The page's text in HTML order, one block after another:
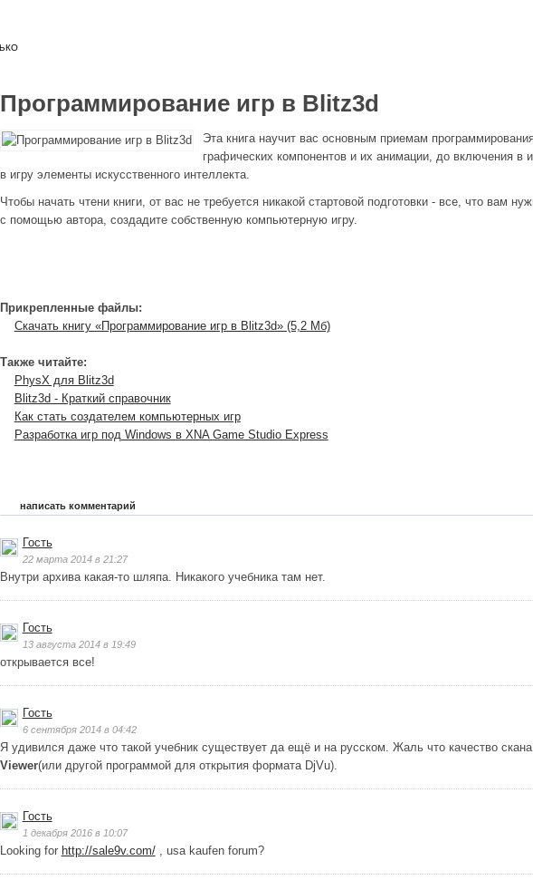
Программирование игр в Blitz3d
Эта книга научит вас основным приемам
графических компонентов и их анимации, до включения в
в игру элементы искусственного интеллекта.
Чтобы начать чтени книги, от вас не требуется никакой стартовой подготовки - все, что вам
с помощью автора, создадите собственную компьютерную игру.
Прикрепленные файлы:
Скачать книгу «Программирование игр в Blitz3d» (5,2 Мб)
Также читайте:
PhysX для Blitz3d
Blitz3d - Краткий справочник
Как стать создателем компьютерных игр
Разработка игр под Windows в XNA Game Studio Express
написать комментарий
Гость
22 марта 2014 в 21:27
Внутри архива какая-то шляпа. Никакого учебника там нет.
Гость
13 августа 2014 в 19:49
открывается все!
Гость
6 сентября 2014 в 04:42
Я удивился даже что такой учебник существует да ещё и на русском. Жаль что качество
Viewer(или другой программой для открытия формата DjVu).
Гость
1 декабря 2016 в 10:07
Looking for http://sale9v.com/, usa kaufen forum?